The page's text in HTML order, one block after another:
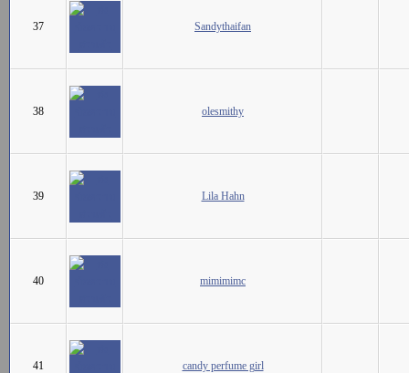
37 Sandythaifan
38 olesmithy
39 Lila Hahn
40 mimimimc
41 candy perfume girl